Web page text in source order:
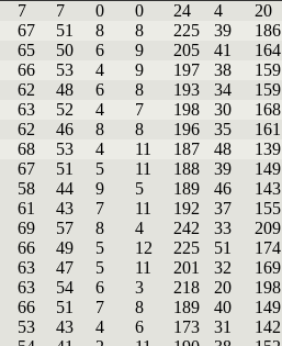
7 7 0 0 24 4 20
67 51 8 8 225 39 186
65 50 6 9 205 41 164
66 53 4 9 197 38 159
62 48 6 8 193 34 159
63 52 4 7 198 30 168
62 46 8 8 196 35 161
68 53 4 11 187 48 139
67 51 5 11 188 39 149
58 44 9 5 189 46 143
61 43 7 11 192 37 155
69 57 8 4 242 33 209
66 49 5 12 225 51 174
63 47 5 11 201 32 169
63 54 6 3 218 20 198
66 51 7 8 189 40 149
53 43 4 6 173 31 142